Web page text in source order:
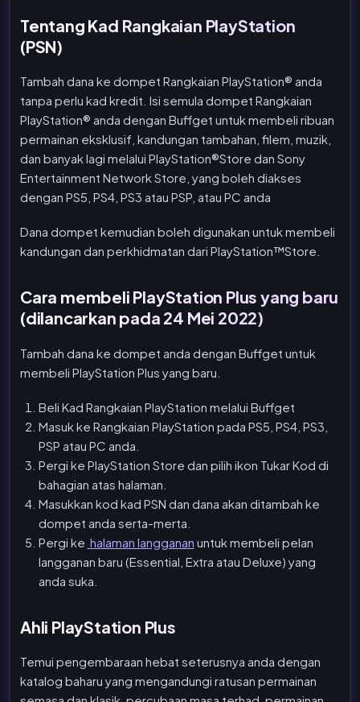
Tentang Kad Rangkaian PlayStation
(PSN)
Tambah dana ke dompet Rangkaian PlayStation® anda
tanpa perlu kad kredit. Isi semula dompet Rangkaian
PlayStation® anda dengan Buffget untuk membeli ribuan
permainan eksklusif, kandungan tambahan, filem, muzik,
dan banyak lagi melalui PlayStation®Store dan Sony
Entertainment Network Store, yang boleh diakses
dengan PS5, PS4, PS3 atau PSP, atau PC anda
Dana dompet kemudian boleh digunakan untuk membeli
kandungan dan perkhidmatan dari PlayStation™Store.
Cara membeli PlayStation Plus yang baru
(dilancarkan pada 24 Mei 2022)
Tambah dana ke dompet anda dengan Buffget untuk
membeli PlayStation Plus yang baru.
Beli Kad Rangkaian PlayStation melalui Buffget
Masuk ke Rangkaian PlayStation pada PS5, PS4, PS3,
PSP atau PC anda.
Pergi ke PlayStation Store dan pilih ikon Tukar Kod di
bahagian atas halaman.
Masukkan kod kad PSN dan dana akan ditambah ke
dompet anda serta-merta.
Pergi ke halaman langganan untuk membeli pelan
langganan baru (Essential, Extra atau Deluxe) yang
anda suka.
Ahli PlayStation Plus
Temui pengembaraan hebat seterusnya anda dengan
katalog baharu yang mengandungi ratusan permainan